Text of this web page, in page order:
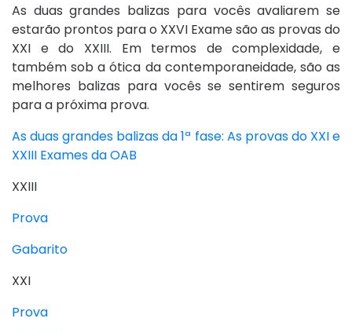
As duas grandes balizas para vocês avaliarem se
estarão prontos para o XXVI Exame são as provas do
XXI e do XXIII. Em termos de complexidade, e
também sob a ótica da contemporaneidade, são as
melhores balizas para vocês se sentirem seguros
para a próxima prova.
As duas grandes balizas da 1ª fase: As provas do XXI e
XXIII Exames da OAB
XXIII
Prova
Gabarito
XXI
Prova